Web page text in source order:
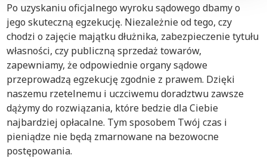
Po uzyskaniu oficjalnego wyroku sądowego dbamy o
jego skuteczną egzekucję. Niezależnie od tego, czy
chodzi o zajęcie majątku dłużnika, zabezpieczenie tytułu
własności, czy publiczną sprzedaż towarów,
zapewniamy, że odpowiednie organy sądowe
przeprowadzą egzekucję zgodnie z prawem. Dzięki
naszemu rzetelnemu i uczciwemu doradztwu zawsze
dążymy do rozwiązania, które bedzie dla Ciebie
najbardziej opłacalne. Tym sposobem Twój czas i
pieniądze nie będą zmarnowane na bezowocne
postępowania.